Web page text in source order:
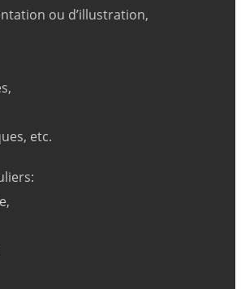
ou d’illustration,
etc.